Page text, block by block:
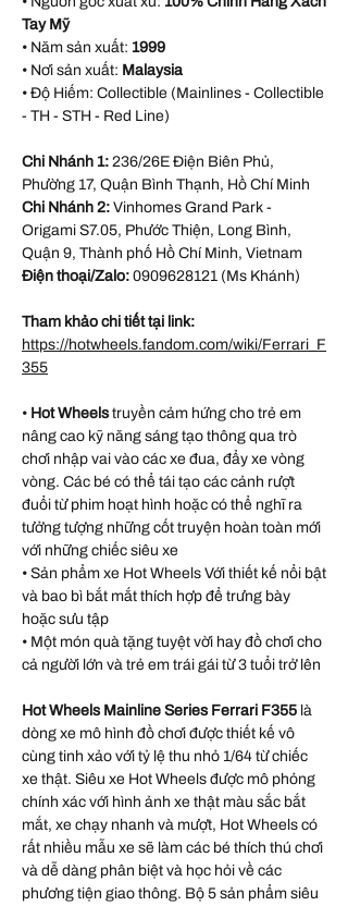
Tay Mỹ
• Năm sản xuất: 1999
• Nơi sản xuất: Malaysia
• Độ Hiếm: Collectible (Mainlines - Collectible
- TH - STH - Red Line)
Chi Nhánh 1: 236/26E Điện Biên Phủ,
Phường 17, Quận Bình Thạnh, Hồ Chí Minh
Chi Nhánh 2: Vinhomes Grand Park -
Origami S7.05, Phước Thiện, Long Bình,
Quận 9, Thành phố Hồ Chí Minh, Vietnam
Điện thoại/Zalo: 0909628121 (Ms Khánh)
Tham khảo chi tiết tại link:
https://hotwheels.fandom.com/wiki/Ferrari_F
355
• Hot Wheelstruyền cảm hứng cho trẻ em
nâng cao kỹ năng sáng tạo thông qua trò
chơi nhập vai vào các xe đua, đẩy xe vòng
vòng. Các bé có thể tái tạo các cảnh rượt
đuổi từ phim hoạt hình hoặc có thể nghĩ ra
tưởng tượng những cốt truyện hoàn toàn mới
với những chiếc siêu xe
• Sản phẩm xe Hot Wheels Với thiết kế nổi bật
và bao bì bắt mắt thích hợp để trưng bày
hoặc sưu tập
• Một món quà tặng tuyệt vời hay đồ chơi cho
cả người lớn và trẻ em trái gái từ 3 tuổi trở lên
Hot Wheels Mainline Series Ferrari F355 là
dòng xe mô hình đồ chơi được thiết kế vô
cùng tinh xảo với tỷ lệ thu nhỏ 1/64 từ chiếc
xe thật. Siêu xe Hot Wheels được mô phỏng
chính xác với hình ảnh xe thật màu sắc bắt
mắt, xe chạy nhanh và mượt, Hot Wheels có
rất nhiều mẫu xe sẽ làm các bé thích thú chơi
và dễ dàng phân biệt và học hỏi về các
phương tiện giao thông. Bộ 5 sản phẩm siêu